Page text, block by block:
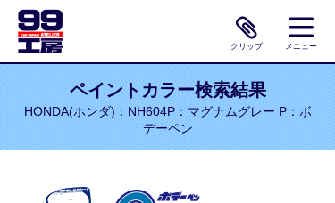
クリップ メニュー
ペイントカラー検索結果
HONDA(ホンダ)：NH604P：マグナムグレー P：ボ
デーペン